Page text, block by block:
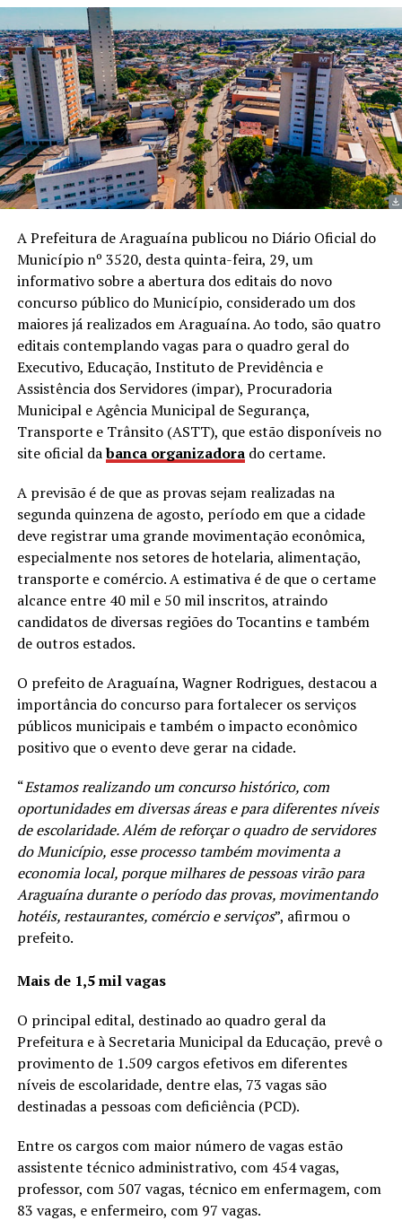
A Prefeitura de Araguaína publicou no Diário Oficial do
Município nº 3520, desta quinta-feira, 29, um
informativo sobre a abertura dos editais do novo
concurso público do Município, considerado um dos
maiores já realizados em Araguaína. Ao todo, são quatro
editais contemplando vagas para o quadro geral do
Executivo, Educação, Instituto de Previdência e
Assistência dos Servidores (impar), Procuradoria
Municipal e Agência Municipal de Segurança,
Transporte e Trânsito (ASTT), que estão disponíveis no
site oficial dabanca organizadorado certame.
A previsão é de que as provas sejam realizadas na
segunda quinzena de agosto, período em que a cidade
deve registrar uma grande movimentação econômica,
especialmente nos setores de hotelaria, alimentação,
transporte e comércio. A estimativa é de que o certame
alcance entre 40 mil e 50 mil inscritos, atraindo
candidatos de diversas regiões do Tocantins e também
de outros estados.
O prefeito de Araguaína, Wagner Rodrigues, destacou a
importância do concurso para fortalecer os serviços
públicos municipais e também o impacto econômico
positivo que o evento deve gerar na cidade.
“Estamos realizando um concurso histórico, com
oportunidades em diversas áreas e para diferentes níveis
de escolaridade. Além de reforçar o quadro de servidores
do Município, esse processo também movimenta a
economia local, porque milhares de pessoas virão para
Araguaína durante o período das provas, movimentando
hotéis, restaurantes, comércio e serviços”, afirmou o
prefeito.
Mais de 1,5 mil vagas
O principal edital, destinado ao quadro geral da
Prefeitura e à Secretaria Municipal da Educação, prevê o
provimento de 1.509 cargos efetivos em diferentes
níveis de escolaridade, dentre elas, 73 vagas são
destinadas a pessoas com deficiência (PCD).
Entre os cargos com maior número de vagas estão
assistente técnico administrativo, com 454 vagas,
professor, com 507 vagas, técnico em enfermagem, com
83 vagas, e enfermeiro, com 97 vagas.